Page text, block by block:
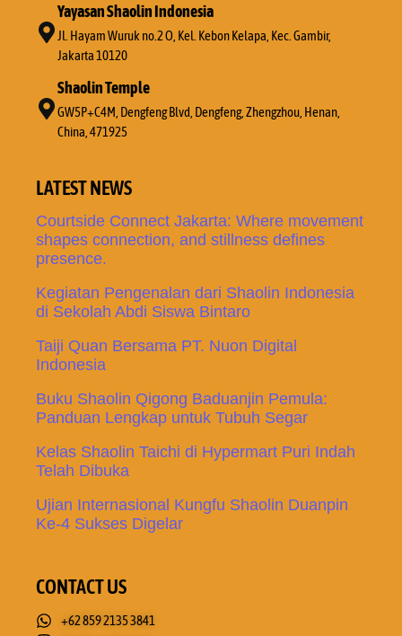
Yayasan Shaolin Indonesia
Jl. Hayam Wuruk no.2 O, Kel. Kebon Kelapa, Kec. Gambir,
Jakarta 10120
Shaolin Temple
GW5P+C4M, Dengfeng Blvd, Dengfeng, Zhengzhou, Henan,
China, 471925
LATEST NEWS
Courtside Connect Jakarta: Where movement
shapes connection, and stillness defines
presence.
Kegiatan Pengenalan dari Shaolin Indonesia
di Sekolah Abdi Siswa Bintaro
Taiji Quan Bersama PT. Nuon Digital
Indonesia
Buku Shaolin Qigong Baduanjin Pemula:
Panduan Lengkap untuk Tubuh Segar
Kelas Shaolin Taichi di Hypermart Puri Indah
Telah Dibuka
Ujian Internasional Kungfu Shaolin Duanpin
Ke-4 Sukses Digelar
CONTACT US
+62 859 2135 3841